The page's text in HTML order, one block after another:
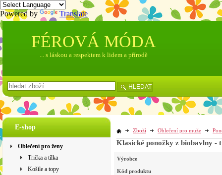
Powered by Translate
E-shop
Oblečení pro ženy
Trička a tílka
Košile a topy
Zboží Oblečení pro muže
Klasické ponožky z biobavlny -
Výrobce
Kód produktu
FÉROVÁ MÓDA
... s láskou a respektem k lidem a přírodě
HLEDAT